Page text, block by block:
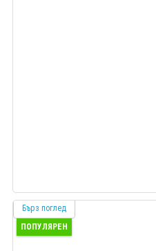
Бърз поглед
ПОПУЛЯРЕН